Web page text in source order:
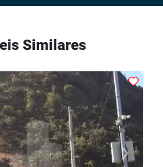
Similares
arrow_forward_iosNext